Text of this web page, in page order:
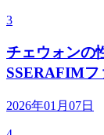
3
チェウォンの
SSERAFIMフ
2026年01月07日